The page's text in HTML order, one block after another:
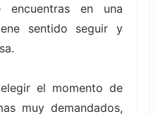
en una
sentido seguir y
el momento de
muy demandados,